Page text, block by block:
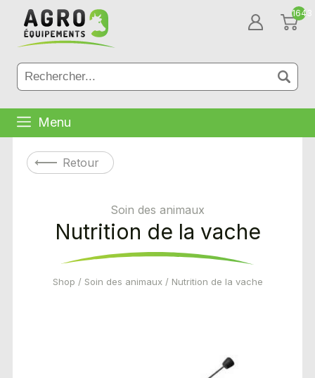
1643
Menu
Retour
Soin des animaux
Nutrition de la vache
Shop / Soin des animaux/ Nutrition de la vache